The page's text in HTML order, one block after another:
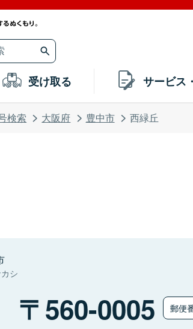
受け取る サービス
検索 大阪府 豊中市 西緑丘
シ
560-0005 郵便